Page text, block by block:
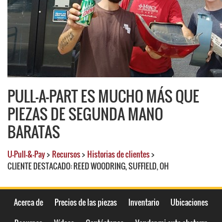
PULL-A-PART ES MUCHO MÁS QUE
PIEZAS DE SEGUNDA MANO
BARATAS
U-Pull-&-Pay> Recursos> Historias de clientes>
CLIENTE DESTACADO: REED WOODRING, SUFFIELD, OH
Acerca de Precios de las piezas Inventario
Ubicaciones